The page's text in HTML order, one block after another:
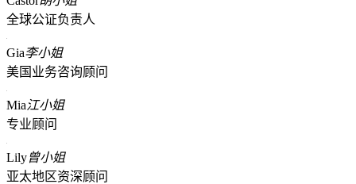
全球公证负责人
Gia李小姐
美国业务咨询顾问
Mia江小姐
专业顾问
Lily曾小姐
亚太地区资深顾问